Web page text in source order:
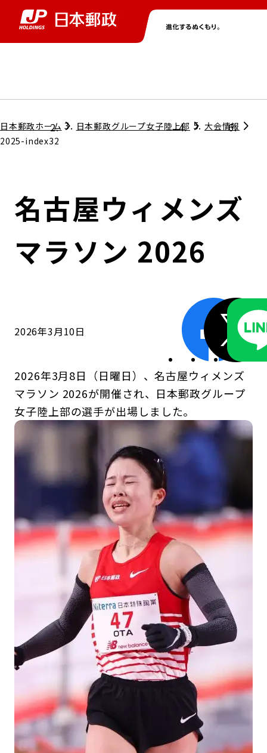
グループ情報トップ
コンプライアンス
ガバナンス
株主・投資家情報トップ
個人投資家のみなさまへ
株式情報
ニューストップ
サステナビリティトップ
担当役員メッセージ
サステナビリティマネジメント
ガバナンス
ESGデータ集
採用情報トップ
日本郵政ホーム 日本郵政グループ女子陸上部
大会情報
2025-index32
名古屋ウィメンズ
マラソン 2026
2026年3月10日
2026年3月8日（日曜日）、名古屋ウィメンズ
マラソン 2026が開催され、日本郵政グループ
女子陸上部の選手が出場しました。